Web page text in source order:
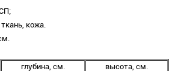
кожа.
глубина, см. высота, см.